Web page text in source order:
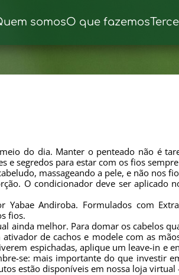
somosO que fazemos
do dia. Manter o penteado não é
e segredos para estar com os fios
massageando a pele, e não nos
O condicionador deve ser aplicado
Andiroba. Formulados com
fios.
ainda melhor. Para domar os cabelos
de cachos e modele com as
espichadas, aplique um leave-in e
se: mais importante do que investir
estão disponíveis em nossa loja